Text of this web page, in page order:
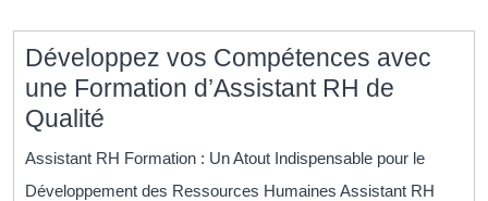
Développez vos Compétences avec
une Formation d’Assistant RH de
Qualité
vos
Compétences
Assistant RH Formation : Un Atout Indispensable pour le
Développement des Ressources Humaines Assistant RH